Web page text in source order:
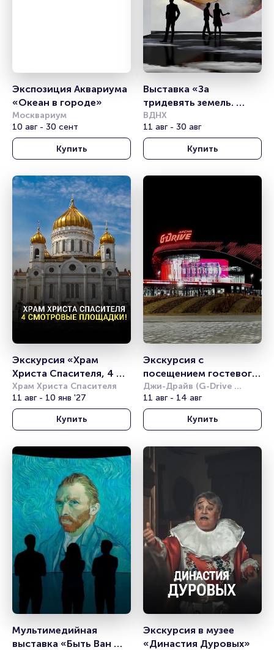
Экспозиция Аквариума
Москвариум
10 авг - 30 сент
Купить
Выставка «За
тридевять земель.
Ожившие шедевры
русской живописи»
ВДНХ
11 авг - 30 авг
Купить
Экскурсия «Храм
Христа Спасителя, 4
смотровые площадки!»
Храм Христа Спасителя
11 авг - 10 янв '27
Купить
Экскурсия с
посещением гостевого
спортивного блока
Джи-Драйв (G-Drive
Арена)
11 авг - 14 авг
Купить
Мультимедийная
выставка «Быть Ван
Экскурсия в музее
«Династия Дуровых»